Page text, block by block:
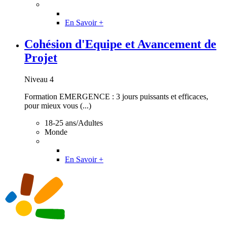
En Savoir +
Cohésion d'Equipe et Avancement de
Projet
Niveau 4
Formation EMERGENCE : 3 jours puissants et efficaces,
pour mieux vous (...)
18-25 ans/Adultes
Monde
En Savoir +